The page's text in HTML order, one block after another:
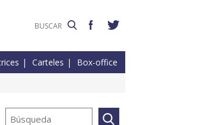
Carteles Box-office